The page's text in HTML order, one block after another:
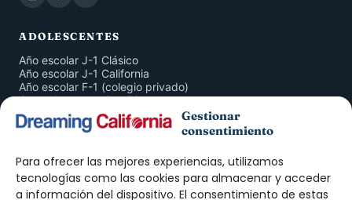
Gestionar
consentimiento
Para ofrecer las mejores experiencias, utilizamos
tecnologías como las cookies para almacenar y acceder
a información del dispositivo. El consentimiento de estas
ADOLESCENTES
Año escolar J-1 Clásico
Año escolar J-1 California
Año escolar F-1 (colegio privado)
Curso Completo San Diego
San Diego 4 Semanas
Inmersión en Familia
ADULTOS